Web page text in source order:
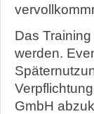
Das
werden.
GmbH